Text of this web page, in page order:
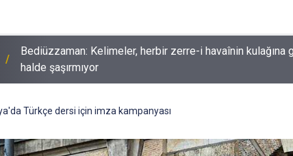
Müslümanlardan dilinizi çekin, onlardan biri öldüğünde de
Türkçe dersi için imza kampanyası